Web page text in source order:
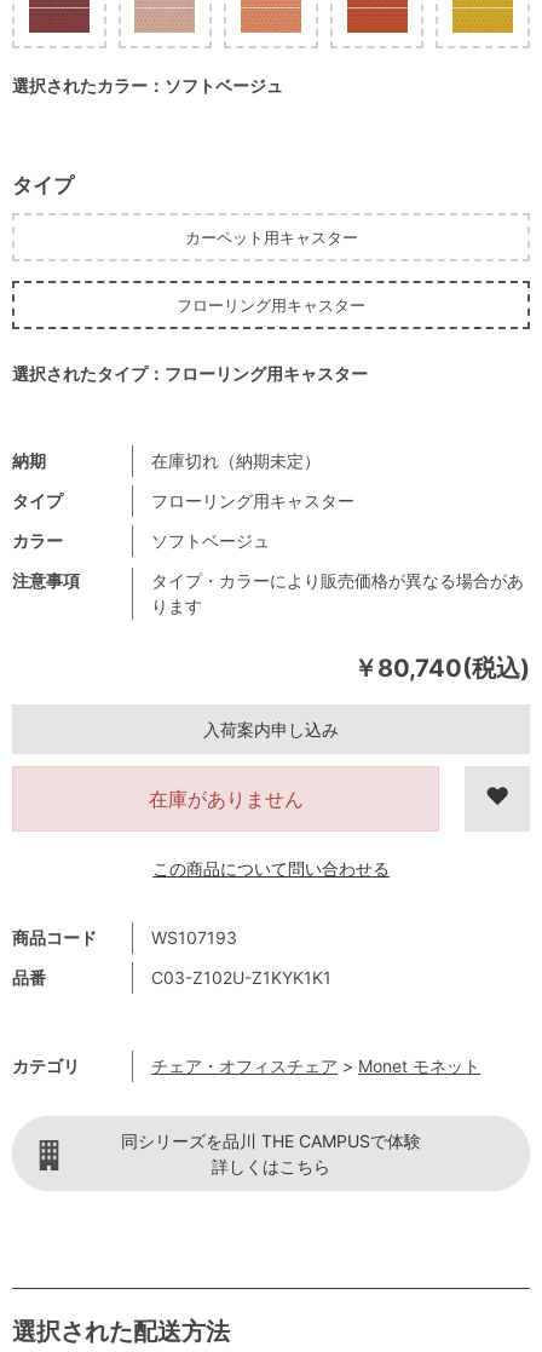
￥80,740(税込)
商品コード
WS107193
品番
C03-Z102U-Z1KYK1K1
カテゴリ チェア・オフィスチェア > Monet モネット
注意事項
タイプ・カラーにより販売価格が異なる場合があ
ります
納期
在庫切れ（納期未定）
タイプ
フローリング用キャスター
カラー
ソフトベージュ
選択されたカラー：ソフトベージュ
タイプ
カーペット用キャスター
フローリング用キャスター
選択されたタイプ：フローリング用キャスター
入荷案内申し込み
在庫がありません
この商品について問い合わせる
同シリーズを品川 THE CAMPUSで体験
詳しくはこちら
選択された配送方法